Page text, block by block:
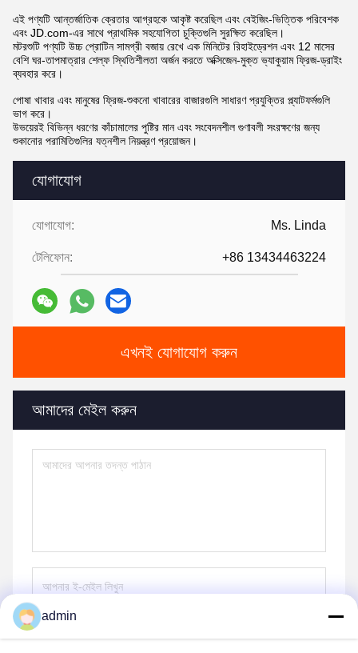
যোগাযোগ
যোগাযোগ: Ms. Linda
টেলিফোন: +86 13434463224
এখনই যোগাযোগ করুন
আমাদের মেইল ​​করুন
এই পণ্যটি আন্তর্জাতিক ক্রেতার আগ্রহকে আকৃষ্ট করেছিল এবং বেইজিং-ভিত্তিক পরিবেশক
এবং JD.com-এর সাথে প্রাথমিক সহযোগিতা চুক্তিগুলি সুরক্ষিত করেছিল।
মটরশুটি পণ্যটি উচ্চ প্রোটিন সামগ্রী বজায় রেখে এক মিনিটের রিহাইড্রেশন এবং 12 মাসের
বেশি ঘর-তাপমাত্রার শেল্ফ স্থিতিশীলতা অর্জন করতে অক্সিজেন-মুক্ত ভ্যাকুয়াম ফ্রিজ-ড্রাইং
ব্যবহার করে।
পোষা খাবার এবং মানুষের ফ্রিজ-শুকনো খাবারের বাজারগুলি সাধারণ প্রযুক্তির প্ল্যাটফর্মগুলি
ভাগ করে।
উভয়েরই বিভিন্ন ধরণের কাঁচামালের পুষ্টির মান এবং সংবেদনশীল গুণাবলী সংরক্ষণের জন্য
শুকানোর পরামিতিগুলির যত্নশীল নিয়ন্ত্রণ প্রয়োজন।
admin